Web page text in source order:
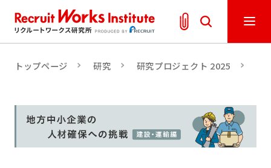
トップページ 研究 研究プロジェクト 2025